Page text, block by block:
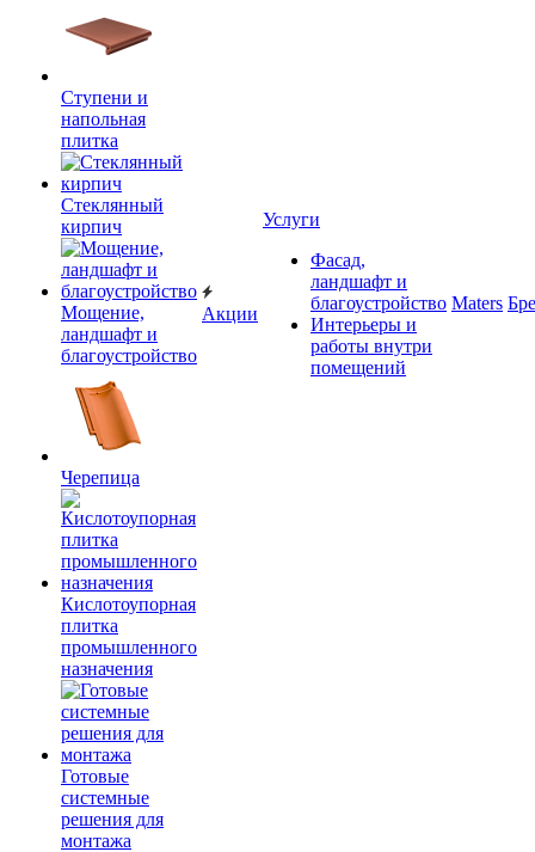
Ступени и
напольная
плитка
Cтеклянный
кирпич
Мощение,
ландшафт и
благоустройство
Черепица
Кислотоупорная
плитка
промышленного
назначения
Готовые
системные
решения для
монтажа
Акции
Услуги
Фасад,
ландшафт и
благоустройство
Интерьеры и
работы внутри
помещений
Maters